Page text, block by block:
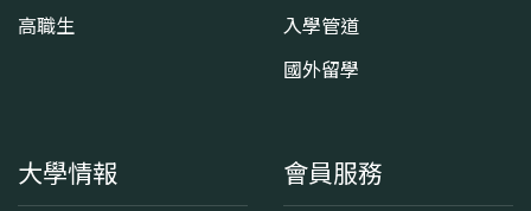
高職生
入學管道
國外留學
大學情報 會員服務